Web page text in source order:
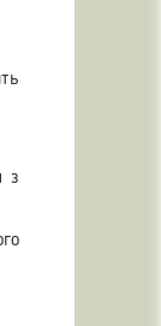
з